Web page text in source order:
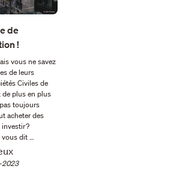
de
!
vous ne savez
de leurs
Civiles de
de plus en plus
toujours
acheter des
?
vous dit …
2023